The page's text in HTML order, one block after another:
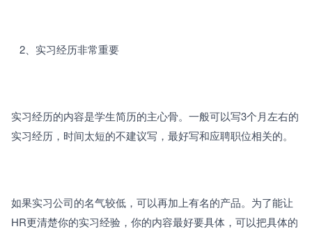
   2、
实习经历非常重要
实习经历的内容是学生简历的主心骨。一般可以写3个月左右的
实习经历，时间太短的不建议写，最好写和应聘职位相关的。
如果实习公司的名气较低，可以再加上有名的产品。为了能让
HR更清楚你的实习经验，你的内容最好要具体，可以把具体的